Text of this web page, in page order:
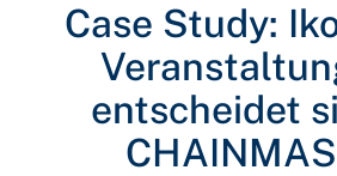
Case Study:
entscheidet